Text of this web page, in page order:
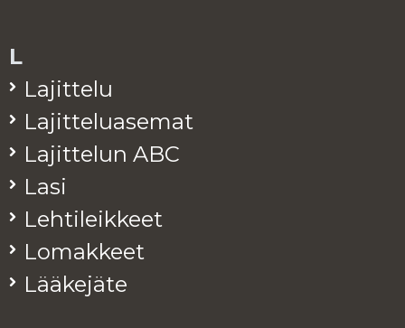
L
La­jit­te­lu
La­jit­te­lua­se­mat
La­jit­te­lun ABC
Lasi
Leh­ti­leik­keet
Lo­mak­keet
Lää­ke­jä­te